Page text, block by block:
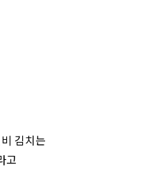
김치는
고